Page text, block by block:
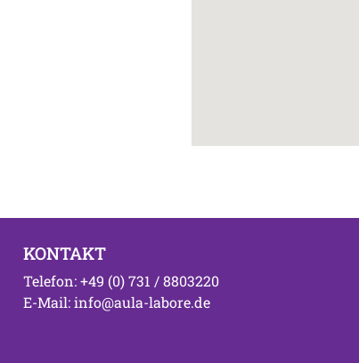
KONTAKT
Telefon: +49 (0) 731 / 8803220
E-Mail: info@aula-labore.de